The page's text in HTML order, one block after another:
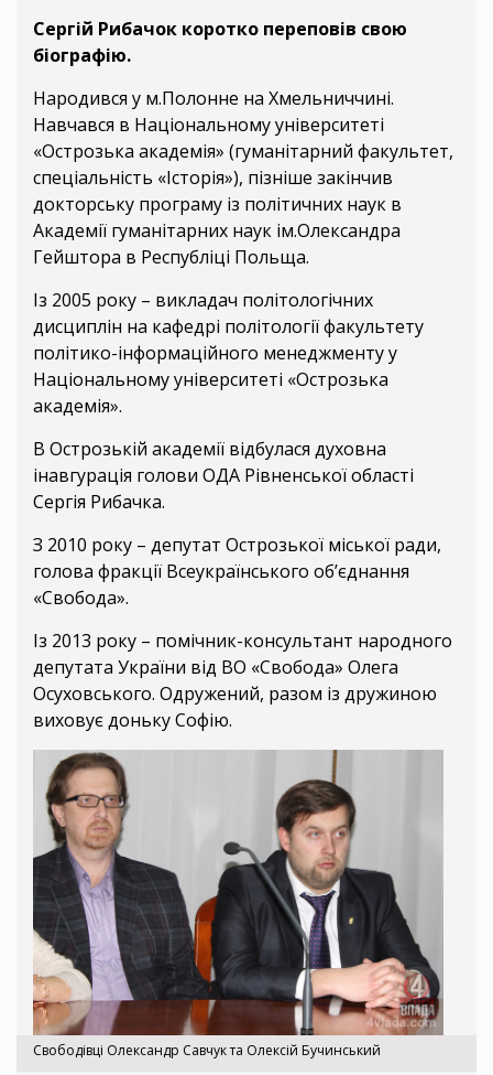
Сергій Рибачок коротко переповів свою
біографію.
Народився у м.Полонне на Хмельниччині.
Навчався в Національному університеті
«Острозька академія» (гуманітарний факультет,
спеціальність «Історія»), пізніше закінчив
докторську програму із політичних наук в
Академії гуманітарних наук ім.Олександра
Гейштора в Республіці Польща.
Із 2005 року – викладач політологічних
дисциплін на кафедрі політології факультету
політико-інформаційного менеджменту у
Національному університеті «Острозька
академія».
В Острозькій академії відбулася духовна
інавгурація голови ОДА Рівненської області
Сергія Рибачка.
З 2010 року – депутат Острозької міської ради,
голова фракції Всеукраїнського об’єднання
«Свобода».
Із 2013 року – помічник-консультант народного
депутата України від ВО «Свобода» Олега
Осуховського. Одружений, разом із дружиною
виховує доньку Софію.
Свободівці Олександр Савчук та Олексій Бучинський